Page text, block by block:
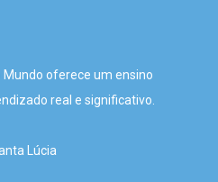
Mundo oferece um ensino
real e significativo.
Lúcia